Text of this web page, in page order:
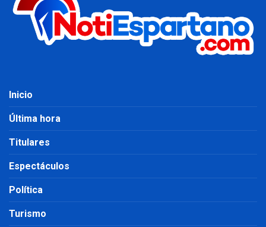
Inicio
Última hora
Titulares
Espectáculos
Política
Turismo